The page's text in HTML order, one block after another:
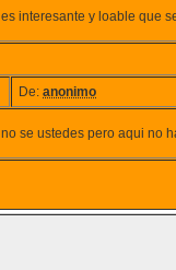
es interesante y loable que
De: anonimo
no se ustedes pero aqui no